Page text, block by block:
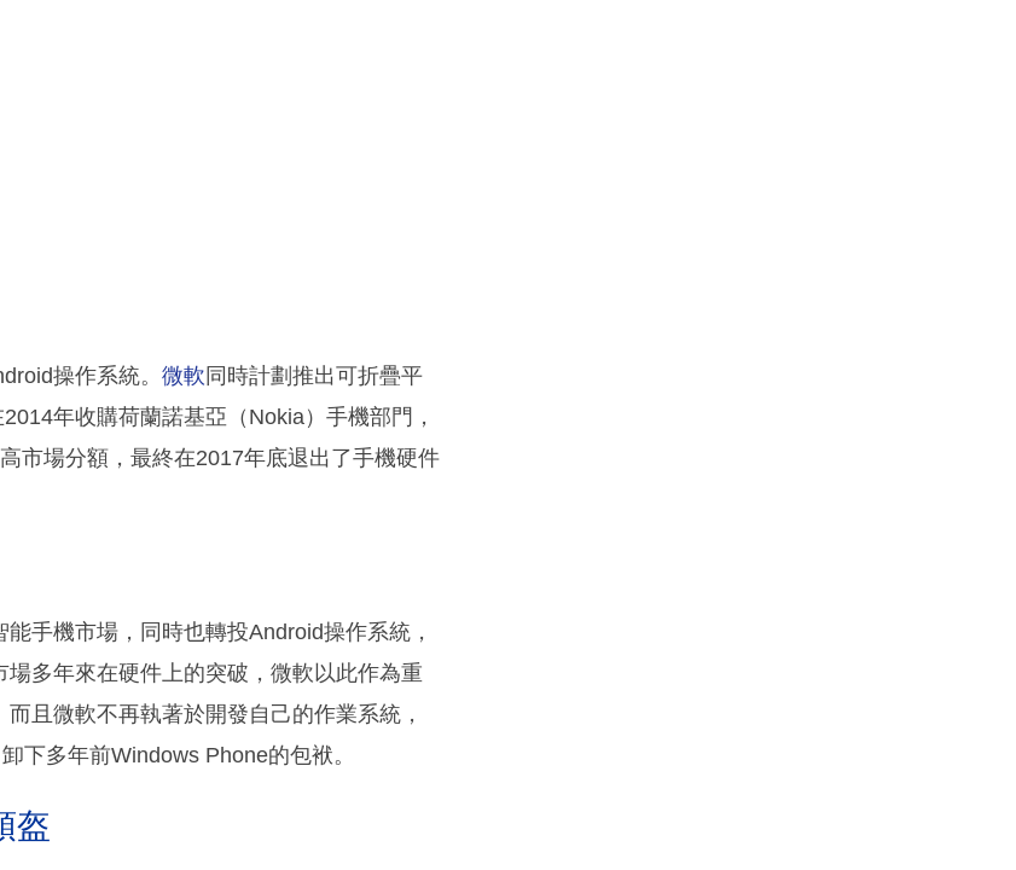
操作系統。 微軟 同時計劃推出可折疊平
年收購荷蘭諾基亞（Nokia）手機部門，
市場分額，最終在2017年底退出了手機硬件
手機市場，同時也轉投Android操作系統，
多年來在硬件上的突破，微軟以此作為重
且微軟不再執著於開發自己的作業系統，
下多年前Windows Phone的包袱。
盔